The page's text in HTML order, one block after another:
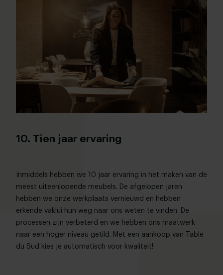
10. Tien jaar ervaring
Inmiddels hebben we 10 jaar ervaring in het maken van de
meest uiteenlopende meubels. De afgelopen jaren
hebben we onze werkplaats vernieuwd en hebben
erkende vaklui hun weg naar ons weten te vinden. De
processen zijn verbeterd en we hebben ons maatwerk
naar een hoger niveau getild. Met een aankoop van Table
du Sud kies je automatisch voor kwaliteit!